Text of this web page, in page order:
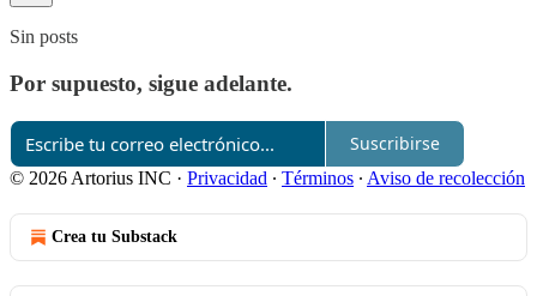
Sin posts
Por supuesto, sigue adelante.
Suscribirse
© 2026 Artorius INC · Privacidad ∙ Términos ∙ Aviso de recolección
Crea tu Substack